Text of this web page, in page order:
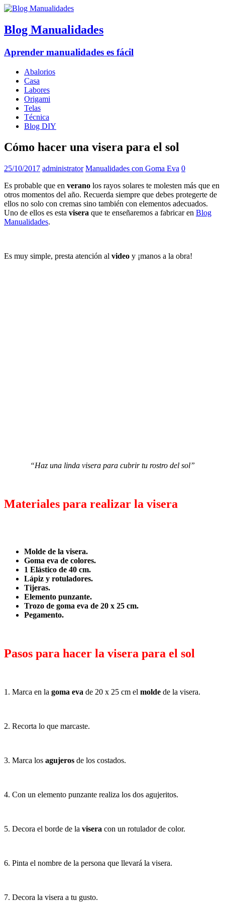
Blog Manualidades
Aprender manualidades es fácil
Abalorios
Casa
Labores
Origami
Telas
Técnica
Blog DIY
Cómo hacer una visera para el sol
25/10/2017 administrator Manualidades con Goma Eva 0
Es probable que en verano los rayos solares te molesten más que en
otros momentos del año. Recuerda siempre que debes protegerte de
ellos no solo con cremas sino también con elementos adecuados.
Uno de ellos es esta visera que te enseñaremos a fabricar en Blog
Manualidades.
Es muy simple, presta atención al video y ¡manos a la obra!
“Haz una linda visera para cubrir tu rostro del sol”
Materiales para realizar la visera
Molde de la visera.
Goma eva de colores.
1 Elástico de 40 cm.
Lápiz y rotuladores.
Tijeras.
Elemento punzante.
Trozo de goma eva de 20 x 25 cm.
Pegamento.
Pasos para hacer la visera para el sol
1. Marca en la goma eva de 20 x 25 cm el molde de la visera.
2. Recorta lo que marcaste.
3. Marca los agujeros de los costados.
4. Con un elemento punzante realiza los dos agujeritos.
5. Decora el borde de la visera con un rotulador de color.
6. Pinta el nombre de la persona que llevará la visera.
7. Decora la visera a tu gusto.